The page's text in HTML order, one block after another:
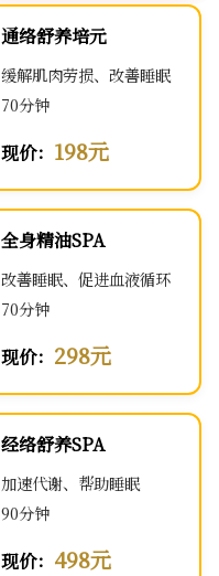
通络舒养培元
缓解肌肉劳损、改善睡眠
70分钟
现价： 198元
全身精油SPA
改善睡眠、促进血液循环
70分钟
现价： 298元
经络舒养SPA
加速代谢、帮助睡眠
90分钟
现价： 498元